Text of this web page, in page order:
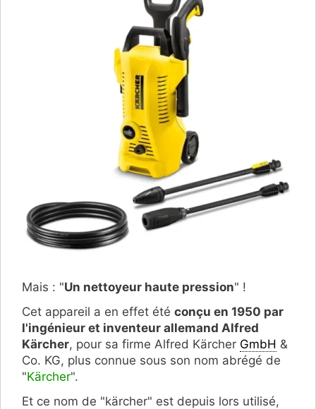
Mais : "Un nettoyeur haute pression" !
Cet appareil a en effet été conçu en 1950 par
l'ingénieur et inventeur allemand Alfred
Kärcher, pour sa firme Alfred Kärcher GmbH &
Co. KG, plus connue sous son nom abrégé de
"Kärcher".
Et ce nom de "kärcher" est depuis lors utilisé,